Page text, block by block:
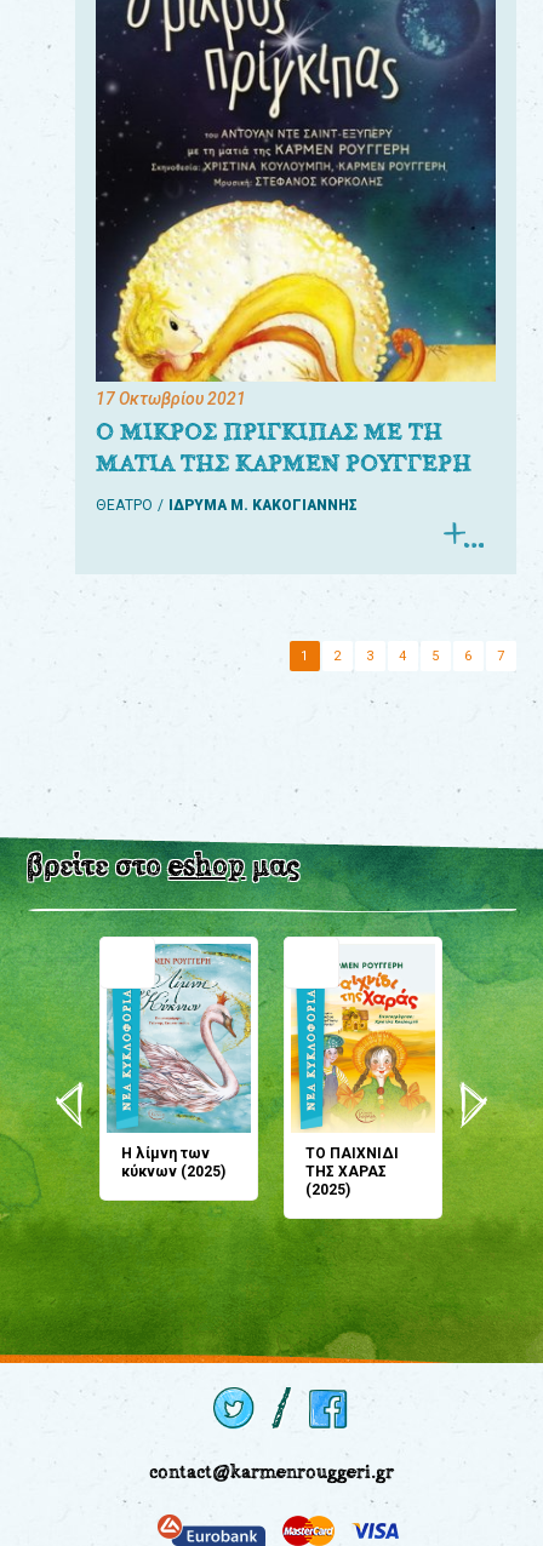
17 Οκτωβρίου 2021
Ο ΜΙΚΡΟΣ ΠΡΙΓΚΙΠΑΣ ΜΕ ΤΗ
ΜΑΤΙΑ ΤΗΣ ΚΑΡΜΕΝ ΡΟΥΓΓΕΡΗ
ΘΕΑΤΡΟ ΙΔΡΥΜΑ Μ. ΚΑΚΟΓΙΑΝΝΗΣ
1 2 3 4 5 6 7
βρείτε στοeshopμας
Η λίμνη των
κύκνων (2025)
ΤΟ ΠΑΙΧΝΙΔΙ
ΤΗΣ ΧΑΡΑΣ
(2025)
μου;
(2024)
contact@karmenrouggeri.gr